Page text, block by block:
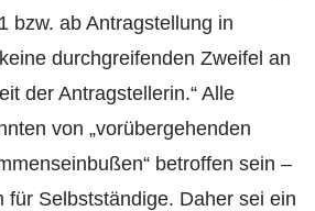
bzw. ab Antragstellung in
durchgreifenden Zweifel an
der Antragstellerin.“ Alle
von „vorübergehenden
betroffen sein –
für Selbstständige. Daher sei ein